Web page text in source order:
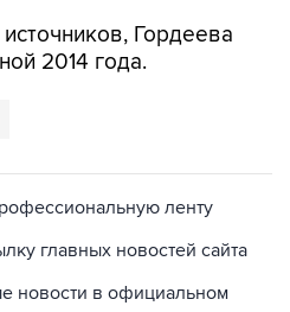
Гордеева
2014 года.
ленту
главных новостей сайта
новости в официальном